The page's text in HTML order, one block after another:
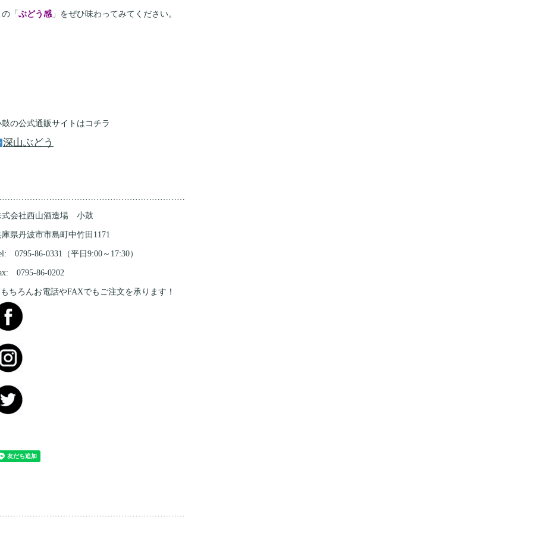
「 ぶどう感 」をぜひ味わってみてください。
鼓の公式通販サイトはコチラ
深山ぶどう
式会社西山酒造場 小鼓
庫県丹波市市島町中竹田1171
0795-86-0331（平日9:00～17:30）
0795-86-0202
ちろんお電話やFAXでもご注文を承ります！